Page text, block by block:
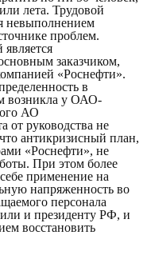
лета. Трудовой
невыполнением
проблем.
заказчиком,
«Роснефти».
в
возникла у ОАО-
АО
от руководства не
антикризисный план,
«Роснефти», не
При этом более
применение на
напряженность во
персонала
и президенту РФ, и
восстановить